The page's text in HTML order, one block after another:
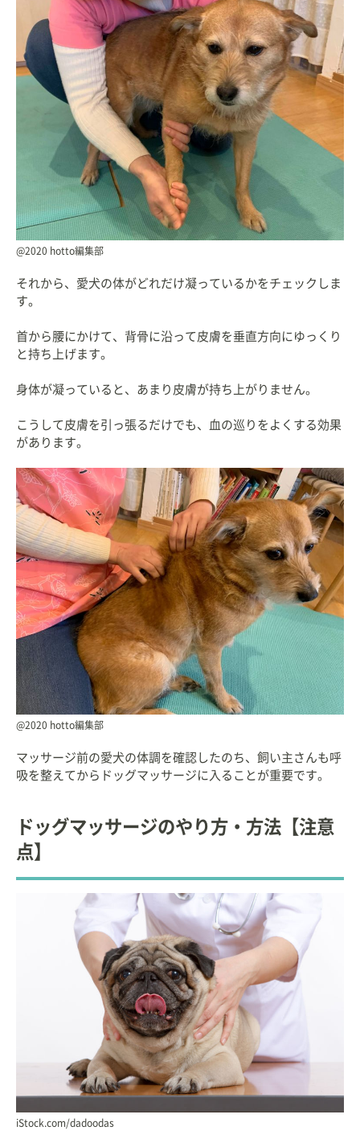
@2020 hotto編集部
それから、愛犬の体がどれだけ凝っているかをチェックしま
す。
首から腰にかけて、背骨に沿って皮膚を垂直方向にゆっくり
と持ち上げます。
身体が凝っていると、あまり皮膚が持ち上がりません。
こうして皮膚を引っ張るだけでも、血の巡りをよくする効果
があります。
@2020 hotto編集部
マッサージ前の愛犬の体調を確認したのち、飼い主さんも呼
吸を整えてからドッグマッサージに入ることが重要です。
ドッグマッサージのやり方・方法【注意
点】
iStock.com/dadoodas